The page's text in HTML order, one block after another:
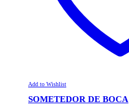
Add to Wishlist
SOMETEDOR DE BOCA